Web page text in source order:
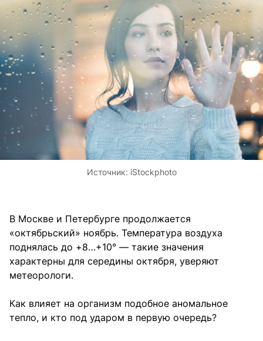
Источник: iStockphoto
В Москве и Петербурге продолжается
«октябрьский» ноябрь. Температура воздуха
поднялась до +8…+10° — такие значения
характерны для середины октября, уверяют
метеорологи.
Как влияет на организм подобное аномальное
тепло, и кто под ударом в первую очередь?